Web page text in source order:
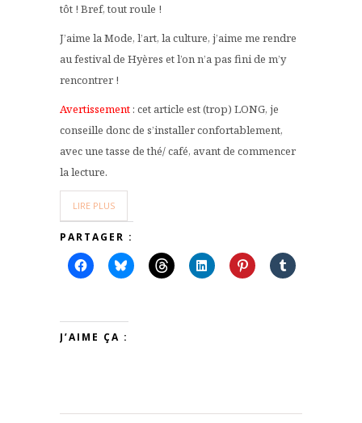
tôt ! Bref, tout roule !
J’aime la Mode, l’art, la culture, j’aime me rendre
au festival de Hyères et l’on n’a pas fini de m’y
rencontrer !
Avertissement : cet article est (trop) LONG, je
conseille donc de s’installer confortablement,
avec une tasse de thé/ café, avant de commencer
la lecture.
LIRE PLUS
PARTAGER :
J’AIME ÇA :